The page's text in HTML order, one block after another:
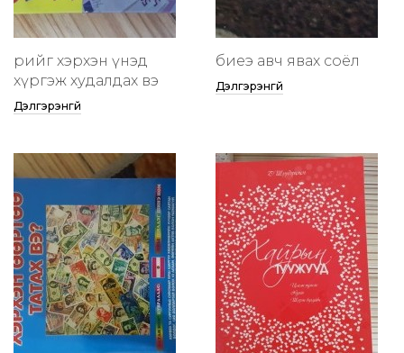
өөрийгөө хэрхэн үнэд
хүргэж худалдах вэ
Дэлгэрэнгүй
биеэ авч явах соёл
Дэлгэрэнгүй